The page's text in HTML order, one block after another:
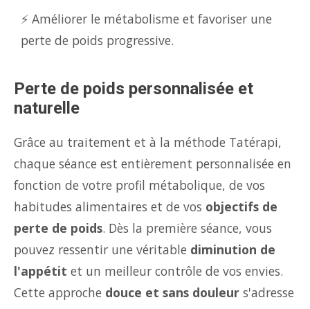
⚡ Améliorer le métabolisme et favoriser une
perte de poids progressive.
Perte de poids personnalisée et
naturelle
Grâce au traitement et à la méthode Tatérapi,
chaque séance est entièrement personnalisée en
fonction de votre profil métabolique, de vos
habitudes alimentaires et de vos objectifs de
perte de poids. Dès la première séance, vous
pouvez ressentir une véritable diminution de
l'appétit et un meilleur contrôle de vos envies.
Cette approche douce et sans douleur s'adresse